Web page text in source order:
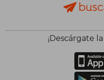
$
$
¡Descárgate